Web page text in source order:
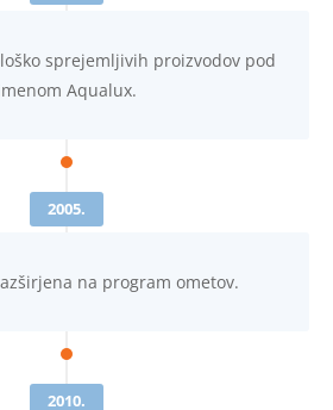
sprejemljivih proizvodov pod
Aqualux.
2005.
na program ometov.
2010.